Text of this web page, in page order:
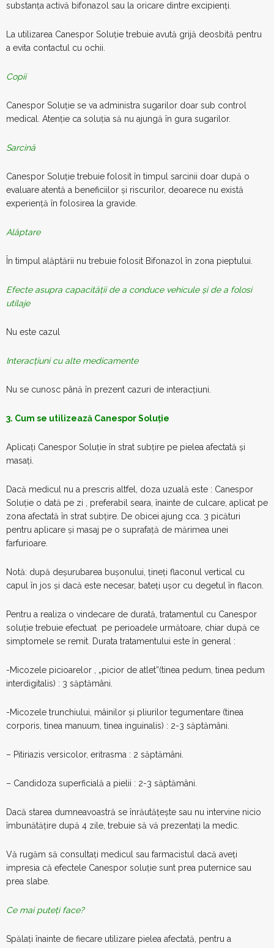
substanța activă bifonazol sau la oricare dintre excipienți.
La utilizarea Canespor Soluție trebuie avută grijă deosbită pentru
a evita contactul cu ochii.
Copii
Canespor Soluție se va administra sugarilor doar sub control
medical. Atenție ca soluția să nu ajungă în gura sugarilor.
Sarcină
Canespor Soluție trebuie folosit în timpul sarcinii doar după o
evaluare atentă a beneficiilor și riscurilor, deoarece nu există
experiență în folosirea la gravide.
Alăptare
În timpul alăptării nu trebuie folosit Bifonazol în zona pieptului.
Efecte asupra capacității de a conduce vehicule și de a folosi
utilaje
Nu este cazul
Interacțiuni cu alte medicamente
Nu se cunosc până în prezent cazuri de interacțiuni.
3. Cum se utilizează Canespor Soluție
Aplicați Canespor Soluție în strat subțire pe pielea afectată și
masați.
Dacă medicul nu a prescris altfel, doza uzuală este : Canespor
Soluție o dată pe zi , preferabil seara, înainte de culcare, aplicat pe
zona afectată în strat subțire. De obicei ajung cca. 3 picături
pentru aplicare și masaj pe o suprafață de mărimea unei
farfurioare.
Notă: după deșurubarea bușonului, țineți flaconul vertical cu
capul în jos și dacă este necesar, bateți ușor cu degetul în flacon.
Pentru a realiza o vindecare de durată, tratamentul cu Canespor
soluție trebuie efectuat pe perioadele următoare, chiar după ce
simptomele se remit. Durata tratamentului este în general :
-Micozele picioarelor , „picior de atlet”(tinea pedum, tinea pedum
interdigitalis) : 3 săptămâni.
-Micozele trunchiului, mâinilor și pliurilor tegumentare (tinea
corporis, tinea manuum, tinea inguinalis) : 2-3 săptămâni.
– Pitiriazis versicolor, eritrasma : 2 săptămâni.
– Candidoza superficială a pielii : 2-3 săptămâni.
Dacă starea dumneavoastră se înrăutățește sau nu intervine nicio
îmbunătățire după 4 zile, trebuie să vă prezentați la medic.
Vă rugăm să consultați medicul sau farmacistul dacă aveți
impresia că efectele Canespor soluție sunt prea puternice sau
prea slabe.
Ce mai puteți face?
Spălați înainte de fiecare utilizare pielea afectată, pentru a